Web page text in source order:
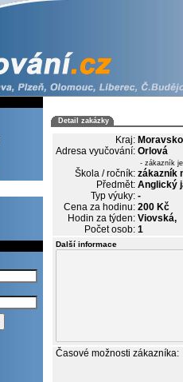
Detail zakázky
Kraj:
Adresa vyučování: Orlová
- zákazník
Škola / ročník: zákazník
Předmět: Anglický
Typ výuky: -
Cena za hodinu: 200 Kč
Hodin za týden: Viovská,
Počet osob: 1
Další informace
Časové možnosti zákazníka: